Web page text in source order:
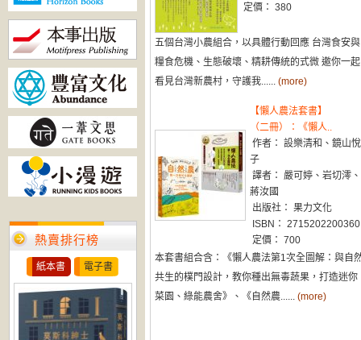
熱賣排行榜
紙本書 電子書
定價： 380
五個台灣小農組合，以具體行動回應 台灣食安與
糧食危機、生態破壞、精耕傳統的式微 邀你一起
看見台灣新農村，守護我...... (more)
【懶人農法套書】
（二冊）：《懶人..
作者： 設樂清和、鏡山悅
子
譯者： 嚴可婷、岩切澪、
蔣汝國
出版社： 果力文化
ISBN： 2715202200360
定價： 700
本套書組合含：《懶人農法第1次全圖解：與自
共生的樸門設計，教你種出無毒蔬果，打造迷你
菜園、綠能農舍》、《自然農...... (more)